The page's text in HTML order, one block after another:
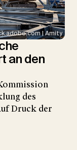
| Amity
an den
des
Druck der